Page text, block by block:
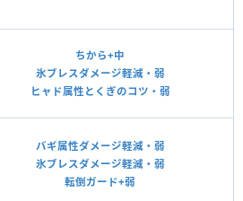
ちから+中
氷ブレスダメージ軽減・弱
ヒャド属性とくぎのコツ・弱
バギ属性ダメージ軽減・弱
氷ブレスダメージ軽減・弱
転倒ガード+弱